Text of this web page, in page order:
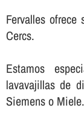
Fervalles
Cercs.
Estamos
lavavajillas de
Siemens o Miele.